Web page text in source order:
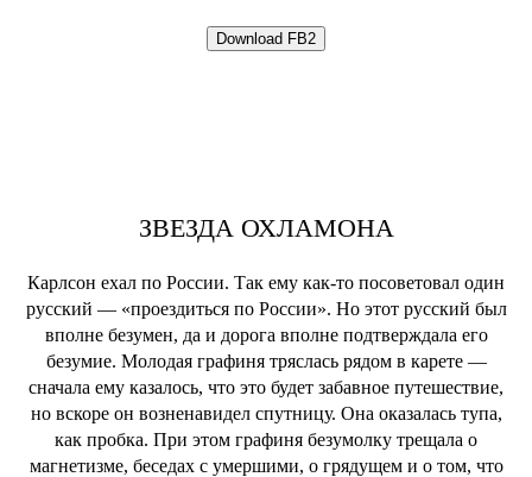
ЗВЕЗДА ОХЛАМОНА
Карлсон ехал по России. Так ему как-то посоветовал один
русский ― «проездиться по России». Но этот русский был
вполне безумен, да и дорога вполне подтверждала его
безумие. Молодая графиня тряслась рядом в карете ―
сначала ему казалось, что это будет забавное путешествие,
но вскоре он возненавидел спутницу. Она оказалась тупа,
как пробка. При этом графиня безумолку трещала о
магнетизме, беседах с умершими, о грядущем и о том, что